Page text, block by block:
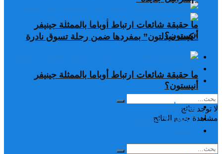
ما حقيقة شائعات ارتباط أوباما بالممثلة جينيفر
أنيستون؟
تغريدات
دراسات وبحوث
رياضة
لا توجد نتائج
مشاهدة جميع النتائح
“كيت ميدلتون” بمفردها ضمن رحلة تسوق نادرة
ما حقيقة شائعات ارتباط أوباما بالممثلة جينيفر
أنيستون؟
تغريدات
دراسات وبحوث